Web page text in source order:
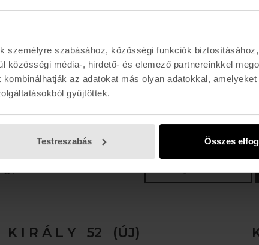
személyre szabásához, közösségi funkciók
közösségi média-, hirdető- és elemező partnereinkkel
az adatokat más olyan adatokkal, amelyeket
gyűjtöttek.
Testreszabás Összes
Lencse szélessége:59 mm
Lencse magassága:
45.5
Szárhossz: 137 mm
E-MAIL
K I R Á L Y 52 (ÚJ)